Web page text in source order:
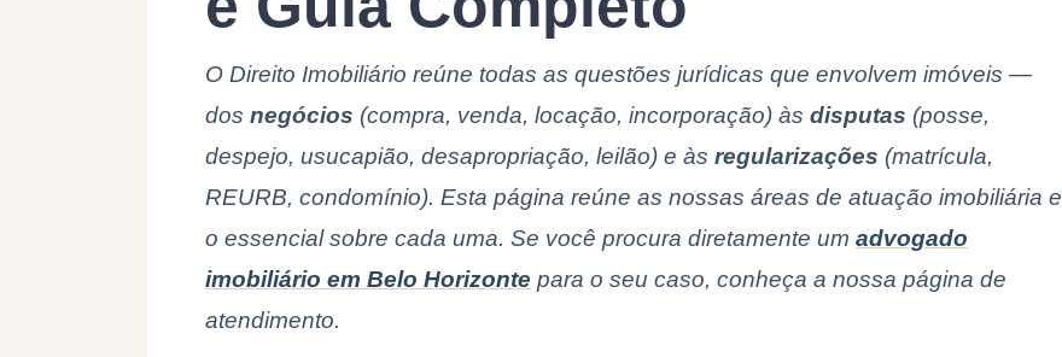
O Direito Imobiliário reúne todas as questões jurídicas que envolvem imóveis —
dos negócios (compra, venda, locação, incorporação) às disputas (posse,
despejo, usucapião, desapropriação, leilão) e às regularizações (matrícula,
REURB, condomínio). Esta página reúne as nossas áreas de atuação imobiliária e
o essencial sobre cada uma. Se você procura diretamente um advogado
imobiliário em Belo Horizonte para o seu caso, conheça a nossa página de
atendimento.